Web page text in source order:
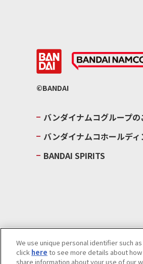
©BANDAI
バンダイナムコグループ
バンダイナムコホールディ
BANDAI SPIRITS
ウェブサイトご利用条件ソーシャルメ
We use unique personal identifier such
click here to see more details about
share information about your use of our